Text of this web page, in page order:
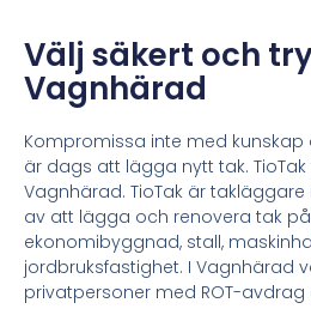
Välj säkert och
Vagnhärad
Kompromissa inte med
är dags att lägga nytt tak.
Vagnhärad. TioTak är
av att lägga och renovera tak
ekonomibyggnad, stall,
jordbruksfastighet. I Vagnhärad
privatpersoner med ROT-